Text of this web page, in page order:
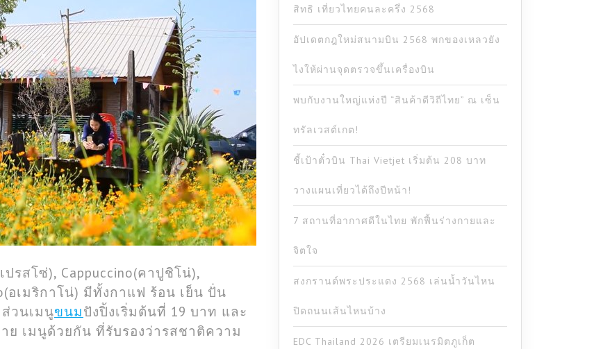
รสโซ่), Cappuccino(คาปูชิโน่),
อเมริกาโน่) มีทั้งกาแฟ ร้อน เย็น ปั่น
วนเมนูขนมปังปิ้งเริ่มต้นที่ 19 บาท และ
เมนูด้วยกัน ที่รับรองว่ารสชาติความ
สิทธิ เที่ยวไทยคนละครึ่ง 2568
อัปเดตกฎใหม่สนามบิน 2568 พกของเหลวยัง
ไงให้ผ่านจุดตรวจขึ้นเครื่องบิน
พบกับงานใหญ่แห่งปี “สินค้าดีวิถีไทย” ณ เซ็น
ทรัลเวสต์เกต!
ชี้เป้าตั๋วบิน Thai Vietjet เริ่มต้น 208 บาท
วางแผนเที่ยวได้ถึงปีหน้า!
7 สถานที่อากาศดีในไทย พักฟื้นร่างกายและ
จิตใจ
สงกรานต์พระประแดง 2568 เล่นน้ำวันไหน
ปิดถนนเส้นไหนบ้าง
EDC Thailand 2026 เตรียมเนรมิตภูเก็ต